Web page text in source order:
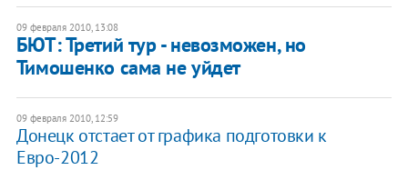
09 февраля 2010, 13:08
БЮТ: Третий тур - невозможен, но
Тимошенко сама не уйдет
09 февраля 2010, 12:59
Донецк отстает от графика подготовки к
Евро-2012